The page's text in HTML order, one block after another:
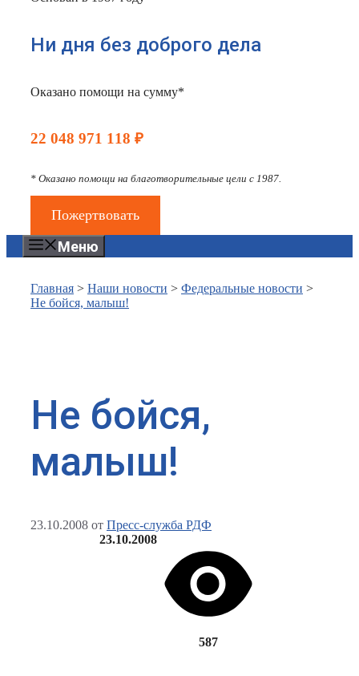
Ни дня без доброго дела
Оказано помощи на сумму*
22 048 971 118 ₽
* Оказано помощи на благотворительные цели с 1987.
Пожертвовать
Меню
Главная > Наши новости > Федеральные новости >
Не бойся, малыш!
Не бойся,
малыш!
23.10.2008 от Пресс-служба РДФ
23.10.2008
587